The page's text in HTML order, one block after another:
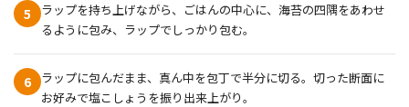
5
ラップを持ち上げながら、ごはんの中心に、海苔の四隅をあわせ
るように包み、ラップでしっかり包む。
6
ラップに包んだまま、真ん中を包丁で半分に切る。切った断面に
お好みで塩こしょうを振り出来上がり。